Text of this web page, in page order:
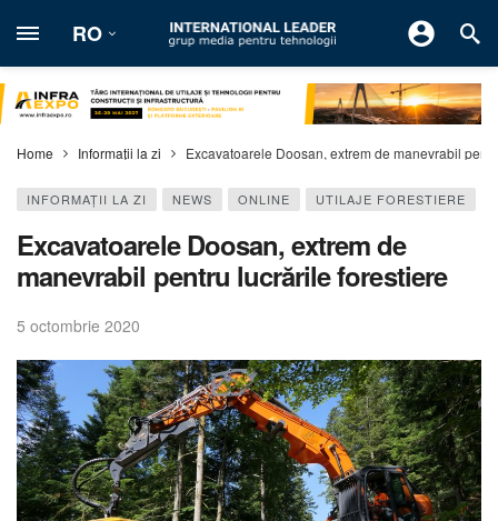
RO
Home Informaţii la zi Excavatoarele Doosan, extrem de manevrabil
INFORMAŢII LA ZI NEWS ONLINE UTILAJE FORESTIERE
Excavatoarele Doosan, extrem de
manevrabil pentru lucrările forestiere
5 octombrie 2020